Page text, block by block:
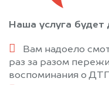
Наша услуга будет
Вам надоело
раз за разом
воспоминания о